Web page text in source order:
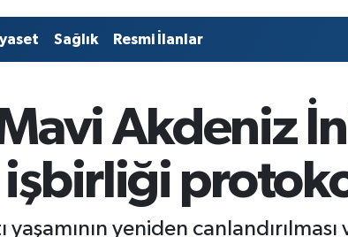
Sağlık Resmi İlanlar
Akdeniz
işbirliği
yeniden